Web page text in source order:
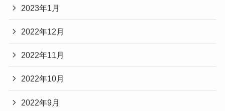
2023年1月
2022年12月
2022年11月
2022年10月
2022年9月